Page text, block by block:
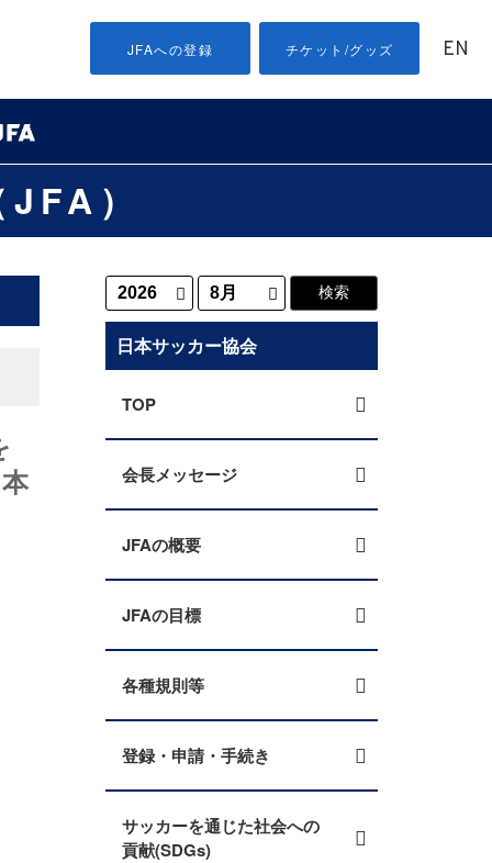
JFAへの登録 チケット/グッズ EN
）
日本サッカー協会
TOP
会長メッセージ
JFAの概要
JFAの目標
各種規則等
登録・申請・手続き
サッカーを通じた社会への
貢献(SDGs)